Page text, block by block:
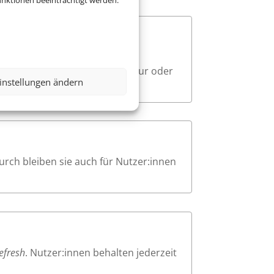
ändern
Navigieren mit der
Nutzer:innen mit Tastatur oder
bleiben sie auch für Nutzer:innen
. Nutzer:innen behalten jederzeit